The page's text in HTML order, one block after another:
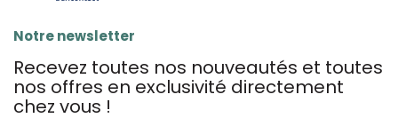
Notre newsletter
Recevez toutes nos nouveautés et toutes
nos offres en exclusivité directement
chez vous !